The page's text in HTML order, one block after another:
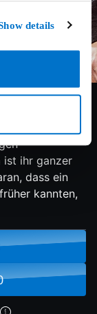
details
Komödie
ist ihr ganzer
dass ein
kannten,